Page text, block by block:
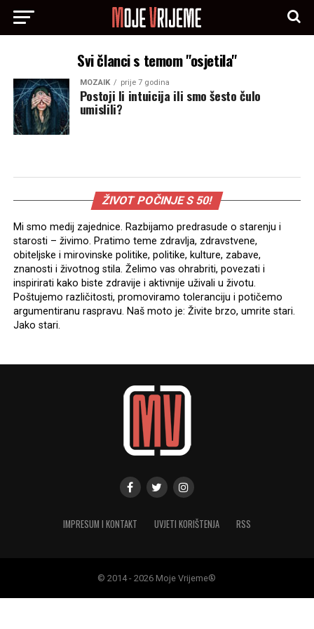
Svi članci s temom "osjetila"
MOZAIK prije 7 godina
Postoji li intuicija ili smo šesto čulo
umislili?
ŽIVOT POČINJE S 50!
Mi smo medij zajednice. Razbijamo predrasude o starenju i
starosti – živimo. Pratimo teme zdravlja, zdravstvene,
obiteljske i mirovinske politike, politike, kulture, zabave,
znanosti i životnog stila. Želimo vas ohrabriti, povezati i
inspirirati kako biste zdravije i aktivnije uživali u životu.
Poštujemo različitosti, promoviramo toleranciju i potičemo
argumentiranu raspravu. Naš moto je: Živite brzo, umrite stari.
Jako stari.
IMPRESUM I KONTAKT UVJETI KORIŠTENJA RSS
© 2014 - 2026 Moje Vrijeme®